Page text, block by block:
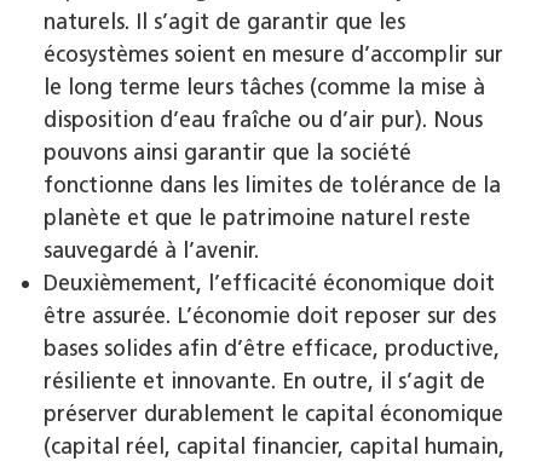
naturels. Il s’agit de garantir que les
écosystèmes soient en mesure d’accomplir sur
le long terme leurs tâches (comme la mise à
disposition d’eau fraîche ou d’air pur). Nous
pouvons ainsi garantir que la société
fonctionne dans les limites de tolérance de la
planète et que le patrimoine naturel reste
sauvegardé à l’avenir.
Deuxièmement, l’efficacité économique doit
être assurée. L’économie doit reposer sur des
bases solides afin d’être efficace, productive,
résiliente et innovante. En outre, il s’agit de
préserver durablement le capital économique
(capital réel, capital financier, capital humain,